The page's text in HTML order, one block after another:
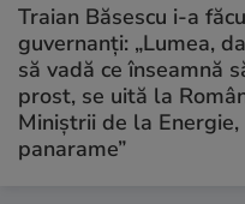
Traian Băsescu i-a
guvernanți: „Lumea,
să vadă ce înseamnă
prost, se uită la
Miniștrii de la Energie,
panarame”